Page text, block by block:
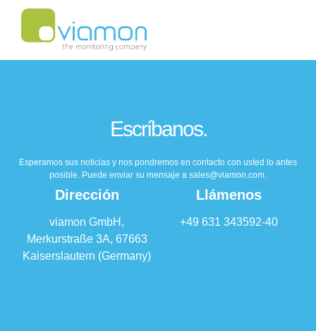
Escríbanos.
Esperamos sus noticias y nos pondremos en contacto con usted lo antes
posible. Puede enviar su mensaje a sales@viamon.com.
Dirección
viamon GmbH,
Merkurstraße 3A, 67663
Kaiserslautern (Germany)
Llámenos
+49 631 343592-40